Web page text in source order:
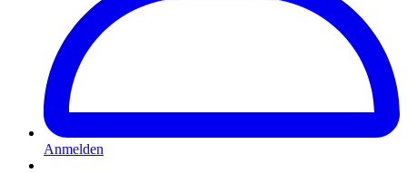
Anmelden